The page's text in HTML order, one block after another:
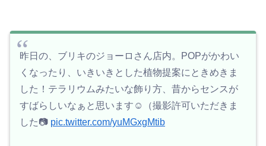
昨日の、ブリキのジョーロさん店内。POPがかわい
くなったり、いきいきとした植物提案にときめきま
した！テラリウムみたいな飾り方、昔からセンスが
すばらしいなぁと思います☺️（撮影許可いただきま
した📷 pic.twitter.com/yuMGxgMtib